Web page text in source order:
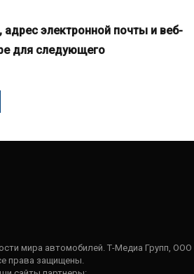
электронной почты и веб-
для следующего
мира автомобилей. Т-Медиа Групп, ООО
права защищены.